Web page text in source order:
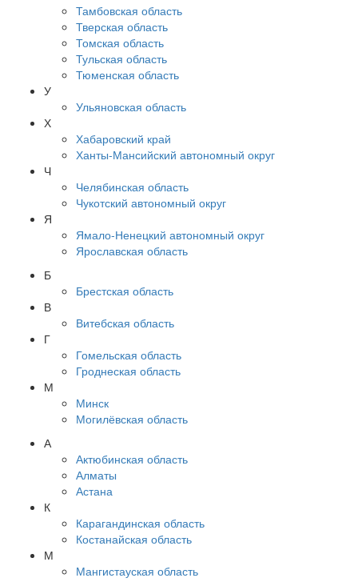
Тамбовская область
Тверская область
Томская область
Тульская область
Тюменская область
У
Ульяновская область
Х
Хабаровский край
Ханты-Мансийский автономный округ
Ч
Челябинская область
Чукотский автономный округ
Я
Ямало-Ненецкий автономный округ
Ярославская область
Б
Брестская область
В
Витебская область
Г
Гомельская область
Гроднеская область
М
Минск
Могилёвская область
А
Актюбинская область
Алматы
Астана
К
Карагандинская область
Костанайская область
М
Мангистауская область